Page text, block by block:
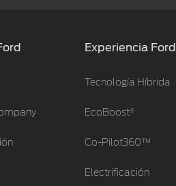
Experiencia Ford
Tecnología Híbrida
EcoBoost®
Co-Pilot360™
Electrificación